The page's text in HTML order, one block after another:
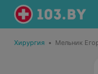
Хирургия • Мельник